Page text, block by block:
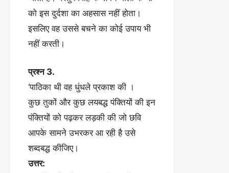
को इस दुर्दशा का अहसास नहीं होता।
इसलिए वह उससे बचने का कोई उपाय भी
नहीं करती।
प्रश्न 3.
‘पाठिका थी वह धुंधले प्रकाश की ।
कुछ तुकों और कुछ लयबद्ध पंक्तियों की इन
पंक्तियों को पढ़कर लड़की की जो छवि
आपके सामने उभरकर आ रही है उसे
शब्दबद्ध कीजिए।
उत्तर: